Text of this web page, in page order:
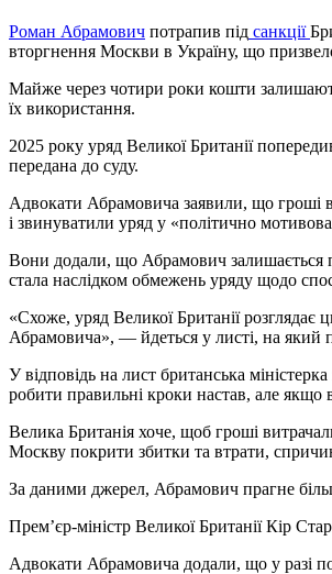
Роман Абрамович потрапив під санкції
вторгнення Москви в Україну, що
Майже через чотири роки кошти
їх використання.
2025 року уряд Великої Британії
передана до суду.
Адвокати Абрамовича заявили, що гроші
і звинуватили уряд у «політично
Вони додали, що Абрамович залишається
стала наслідком обмежень уряду щодо
«Схоже, уряд Великої Британії
Абрамовича», — йдеться у листі, на який
У відповідь на лист британська
робити правильні кроки настав, але
Велика Британія хоче, щоб гроші
Москву покрити збитки та втрати,
За даними джерел, Абрамович прагне
Прем’єр-міністр Великої Британії Кір
Адвокати Абрамовича додали, що у разі